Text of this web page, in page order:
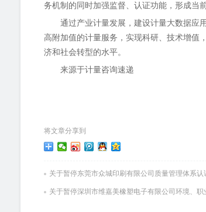
务机制的同时加强监督、认证功能，形成当
通过产业计量发展，建设计量大数据应
高附加值的计量服务，实现科研、技术增值
济和社会转型的水平。
来源于计量咨询速递
将文章分享到
关于暂停东莞市众城印刷有限公司质量管理体系认
关于暂停深圳市维嘉美橡塑电子有限公司环境、